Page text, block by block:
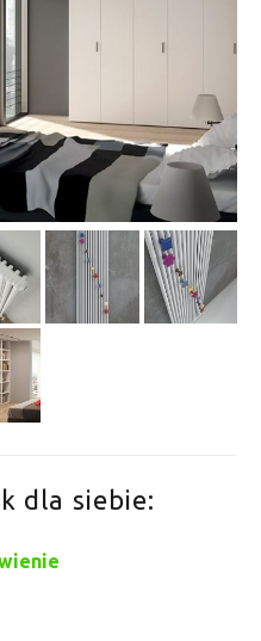
dla siebie: